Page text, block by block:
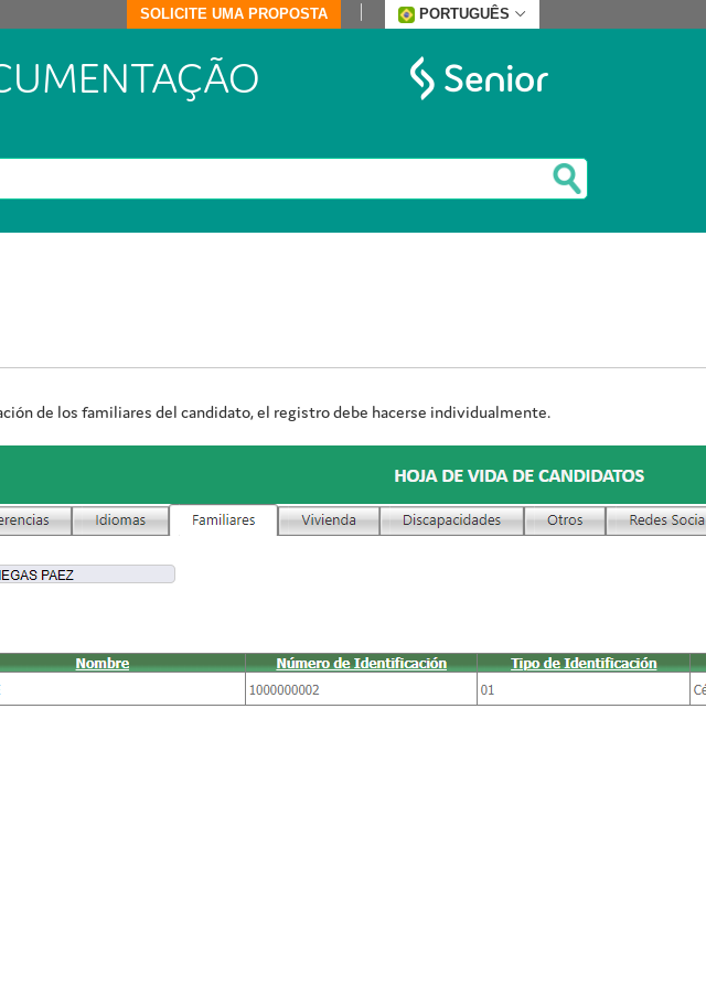
SOLICITE UMA PROPOSTA PORTUGUÊS
de los familiares del candidato, el registro debe hacerse individualmente.